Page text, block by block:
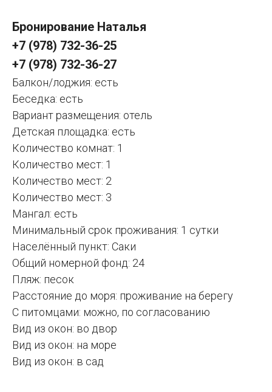
Бронирование Наталья
+7 (978) 732-36-25
+7 (978) 732-36-27
Балкон/лоджия: есть
Беседка: есть
Вариант размещения: отель
Детская площадка: есть
Количество комнат: 1
Количество мест: 1
Количество мест: 2
Количество мест: 3
Мангал: есть
Минимальный срок проживания: 1 сутки
Населённый пункт: Саки
Общий номерной фонд: 24
Пляж: песок
Расстояние до моря: проживание на берегу
С питомцами: можно, по согласованию
Вид из окон: во двор
Вид из окон: на море
Вид из окон: в сад